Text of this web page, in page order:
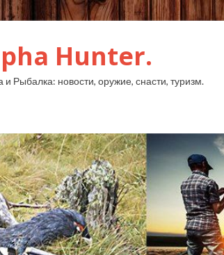
Hunter.
и Рыбалка: новости, оружие, снасти, туризм.